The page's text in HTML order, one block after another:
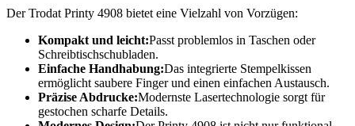
Der Trodat Printy 4908 bietet eine Vielzahl von Vorzügen:
Kompakt und leicht:Passt problemlos in Taschen oder
Schreibtischschubladen.
Einfache Handhabung:Das integrierte Stempelkissen
ermöglicht saubere Finger und einen einfachen Austausch.
Präzise Abdrucke:Modernste Lasertechnologie sorgt für
gestochen scharfe Details.